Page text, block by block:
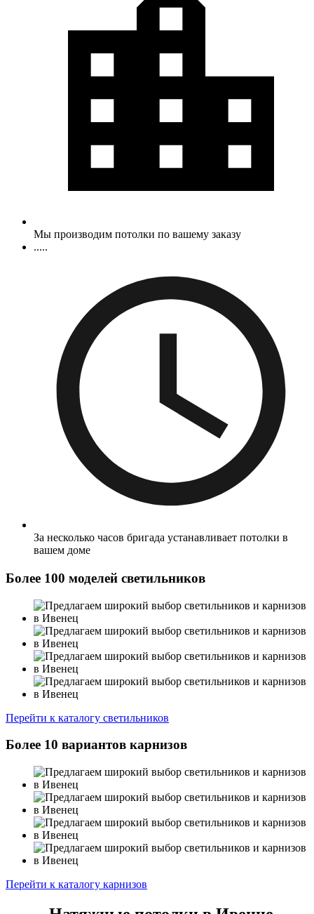
Мы производим потолки по вашему заказу
.....
За несколько часов бригада устанавливает потолки в
вашем доме
Более 100 моделей светильников
Перейти к каталогу светильников
Более 10 вариантов карнизов
Перейти к каталогу карнизов